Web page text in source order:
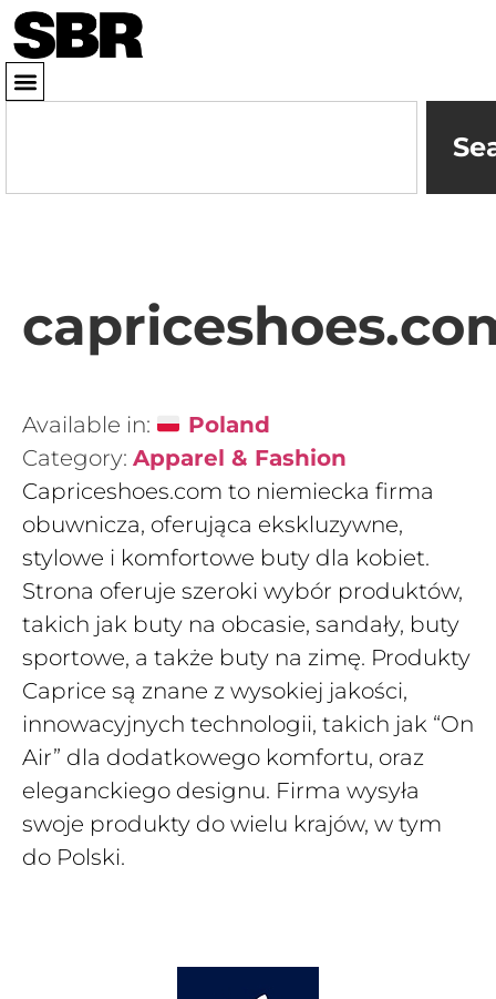
Available in:
Poland
Category: Apparel & Fashion
Capriceshoes.com to niemiecka firma
obuwnicza, oferująca ekskluzywne,
stylowe i komfortowe buty dla kobiet.
Strona oferuje szeroki wybór produktów,
takich jak buty na obcasie, sandały, buty
sportowe, a także buty na zimę. Produkty
Caprice są znane z wysokiej jakości,
innowacyjnych technologii, takich jak “On
Air” dla dodatkowego komfortu, oraz
eleganckiego designu. Firma wysyła
swoje produkty do wielu krajów, w tym
do Polski.